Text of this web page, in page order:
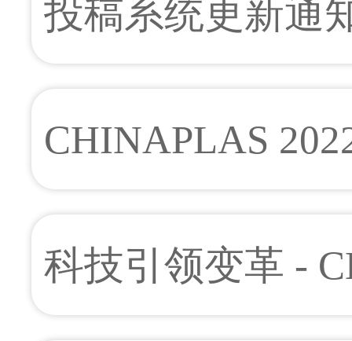
投稿系统更新通
CHINAPLAS
论坛”激发产品创
科技引领变革 -